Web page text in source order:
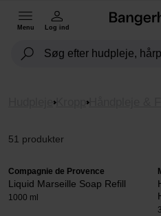
Menu Log ind
Kropp Håndpleje &
51 produkter
Compagnie de Provence
Liquid Marseille Soap Refill
1000 ml